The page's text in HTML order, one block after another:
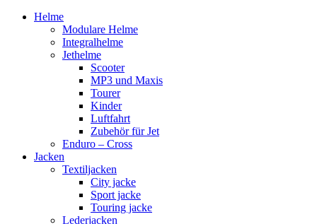
Helme
Modulare Helme
Integralhelme
Jethelme
Scooter
MP3 und Maxis
Tourer
Kinder
Luftfahrt
Zubehör für Jet
Enduro – Cross
Jacken
Textiljacken
City jacke
Sport jacke
Touring jacke
Lederjacken